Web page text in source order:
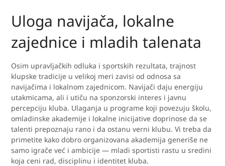
Uloga navijača, lokalne
zajednice i mladih talenata
Osim upravljačkih odluka i sportskih rezultata, trajnost
klupske tradicije u velikoj meri zavisi od odnosa sa
navijačima i lokalnom zajednicom. Navijači daju energiju
utakmicama, ali i utiču na sponzorski interes i javnu
percepciju kluba. Ulaganja u programe koji povezuju školu,
omladinske akademije i lokalne inicijative doprinose da se
talenti prepoznaju rano i da ostanu verni klubu. Vi treba da
primetite kako dobro organizovana akademija generiše ne
samo igrače već i ambicije — mladi sportisti rastu u sredini
koja ceni rad, disciplinu i identitet kluba.